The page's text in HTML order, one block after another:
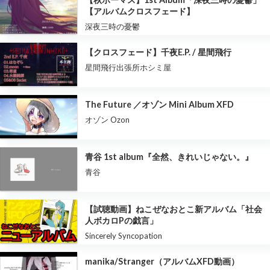
【アルバムクロスフェード】
深夜三時の憂鬱
【クロスフェード】千夜E.P. / 星間飛行
星間飛行出張所ホシミ屋
The Future ／オゾン Mini Album XFD
オゾン Ozon
青谷 1st album『全然、きれいじゃない。』
青谷
【試聴動画】ねこぜなおとこ新アルバム「社会
人ボカロPの戯言」
Sincerely Syncopation
manika/Stranger（アルバムXFD動画）